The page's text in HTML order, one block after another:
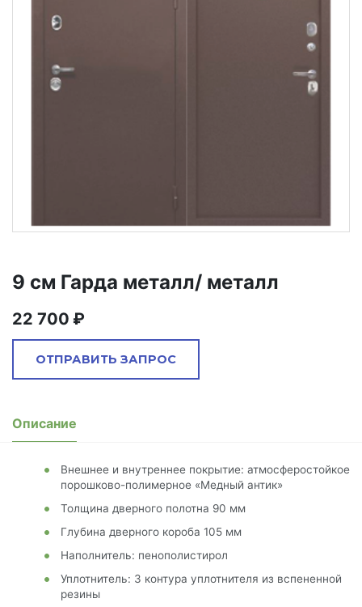
9 см Гарда металл/ металл
22 700
ОТПРАВИТЬ ЗАПРОС
Описание
Внешнее и внутреннее покрытие: атмосферостойкое
порошково-полимерное «Медный антик»
Толщина дверного полотна 90 мм
Глубина дверного короба 105 мм
Наполнитель: пенополистирол
Уплотнитель: 3 контура уплотнителя из вспененной
резины